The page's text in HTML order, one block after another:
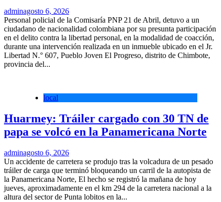
adminagosto 6, 2026
Personal policial de la Comisaría PNP 21 de Abril, detuvo a un
ciudadano de nacionalidad colombiana por su presunta participación
en el delito contra la libertad personal, en la modalidad de coacción,
durante una intervención realizada en un inmueble ubicado en el Jr.
Libertad N.° 607, Pueblo Joven El Progreso, distrito de Chimbote,
provincia del...
local
Huarmey: Tráiler cargado con 30 TN de
papa se volcó en la Panamericana Norte
adminagosto 6, 2026
Un accidente de carretera se produjo tras la volcadura de un pesado
tráiler de carga que terminó bloqueando un carril de la autopista de
la Panamericana Norte, El hecho se registró la mañana de hoy
jueves, aproximadamente en el km 294 de la carretera nacional a la
altura del sector de Punta lobitos en la...